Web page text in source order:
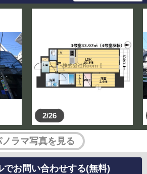
2/26
ノラマ写真を見る
でお問い合わせする(無料)